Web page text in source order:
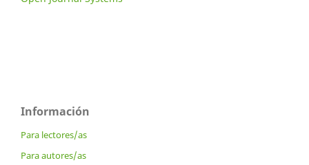
Información
Para lectores/as
Para autores/as